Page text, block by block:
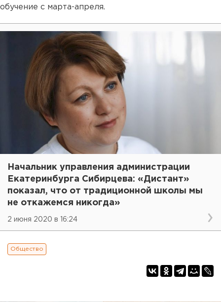
обучение с марта-апреля.
Начальник управления администрации
Екатеринбурга Сибирцева: «Дистант»
показал, что от традиционной школы мы
не откажемся никогда»
2 июня 2020 в 16:24
Общество